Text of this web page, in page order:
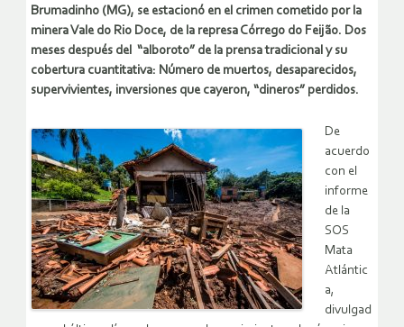
Brumadinho (MG), se estacionó en el crimen cometido por la
minera Vale do Rio Doce, de la represa Córrego do Feijão. Dos
meses después del “alboroto” de la prensa tradicional y su
cobertura cuantitativa: Número de muertos, desaparecidos,
supervivientes, inversiones que cayeron, “dineros” perdidos.
De
acuerdo
con el
informe
de la
SOS
Mata
Atlántic
a,
divulgad